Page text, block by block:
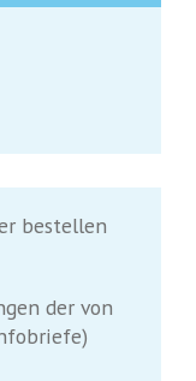
bestellen
der von